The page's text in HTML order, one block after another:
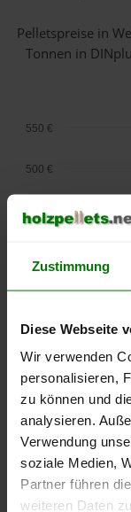
Zustimmung
Diese Webseite
Wir verwenden
personalisieren,
zu können und
analysieren.
Verwendung
soziale Medien,
Partner führen
weiteren Daten
Pelletspreise in
Tonnen in
September
2025
300 €
350 €
450 €
500 €
550 €
Die aktuelle
können Sie